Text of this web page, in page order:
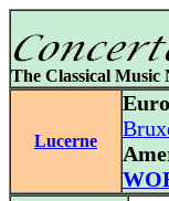
The Classical Music
Lucerne